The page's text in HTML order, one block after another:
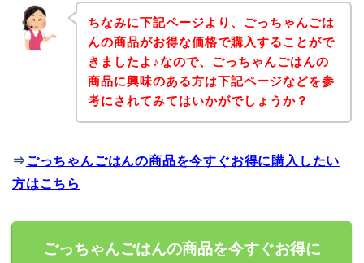
ちなみに下記ページより、ごっちゃんごは
んの商品がお得な価格で購入することがで
きましたよ♪なので、ごっちゃんごはんの
商品に興味のある方は下記ページなどを参
考にされてみてはいかがでしょうか？
⇒ごっちゃんごはんの商品を今すぐお得に購入したい
方はこちら
ごっちゃんごはんの商品を今すぐお得に